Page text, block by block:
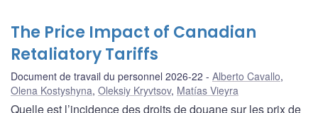
The Price Impact of Canadian
Retaliatory Tariffs
Document de travail du personnel 2026-22 Alberto Cavallo,
Olena Kostyshyna, Oleksiy Kryvtsov, Matías Vieyra
Quelle est l’incidence des droits de douane sur les prix de